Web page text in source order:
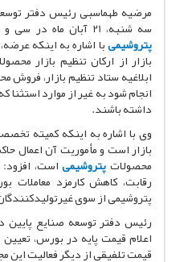
مرضیه طهماسبی رئیس دفتر
سه شنبه، 21 آبان ماه در سی و یکمین اجلاس مدیران عامل صنعت
پتروشیمیبا اشاره به اینکه
بازار از ارکان تنظیم بازار
ابلاغیه ستاد تنظیم بازار، فروش
انجام شود به غیر از موارد
داشته باشند.
وی با اشاره به اینکه کمیته
بازار است و مأموریت آن اعمال
محصولاتپتروشیمیاست،
رقابت، کاهش کارمزد
پتروشیمی از سوی
رئیس دفتر توسعه صنایع پایین
اعلام قیمت پایه در بورس،
قیمت تلفیقی از دیگر فعالیت این